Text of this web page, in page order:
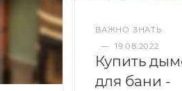
ВАЖНО ЗНАТЬ
— 19.08.2022
Купить
для бани -